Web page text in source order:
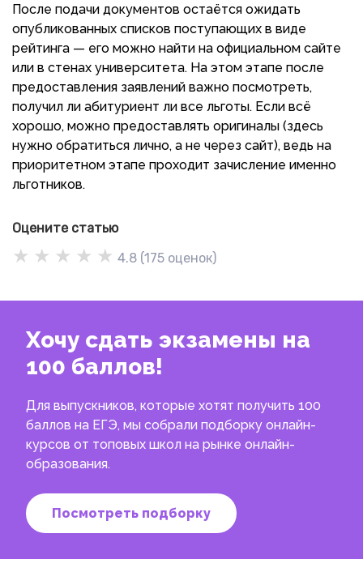
После подачи документов остаётся ожидать
опубликованных списков поступающих в виде
рейтинга — его можно найти на официальном сайте
или в стенах университета. На этом этапе после
предоставления заявлений важно посмотреть,
получил ли абитуриент ли все льготы. Если всё
хорошо, можно предоставлять оригиналы (здесь
нужно обратиться лично, а не через сайт), ведь на
приоритетном этапе проходит зачисление именно
льготников.
Оцените статью
★ ★ ★ ★ ★ 4.8 (175 оценок)
Хочу сдать экзамены на
100 баллов!
Для выпускников, которые хотят получить 100
баллов на ЕГЭ, мы собрали подборку онлайн-
курсов от топовых школ на рынке онлайн-
образования.
Посмотреть подборку